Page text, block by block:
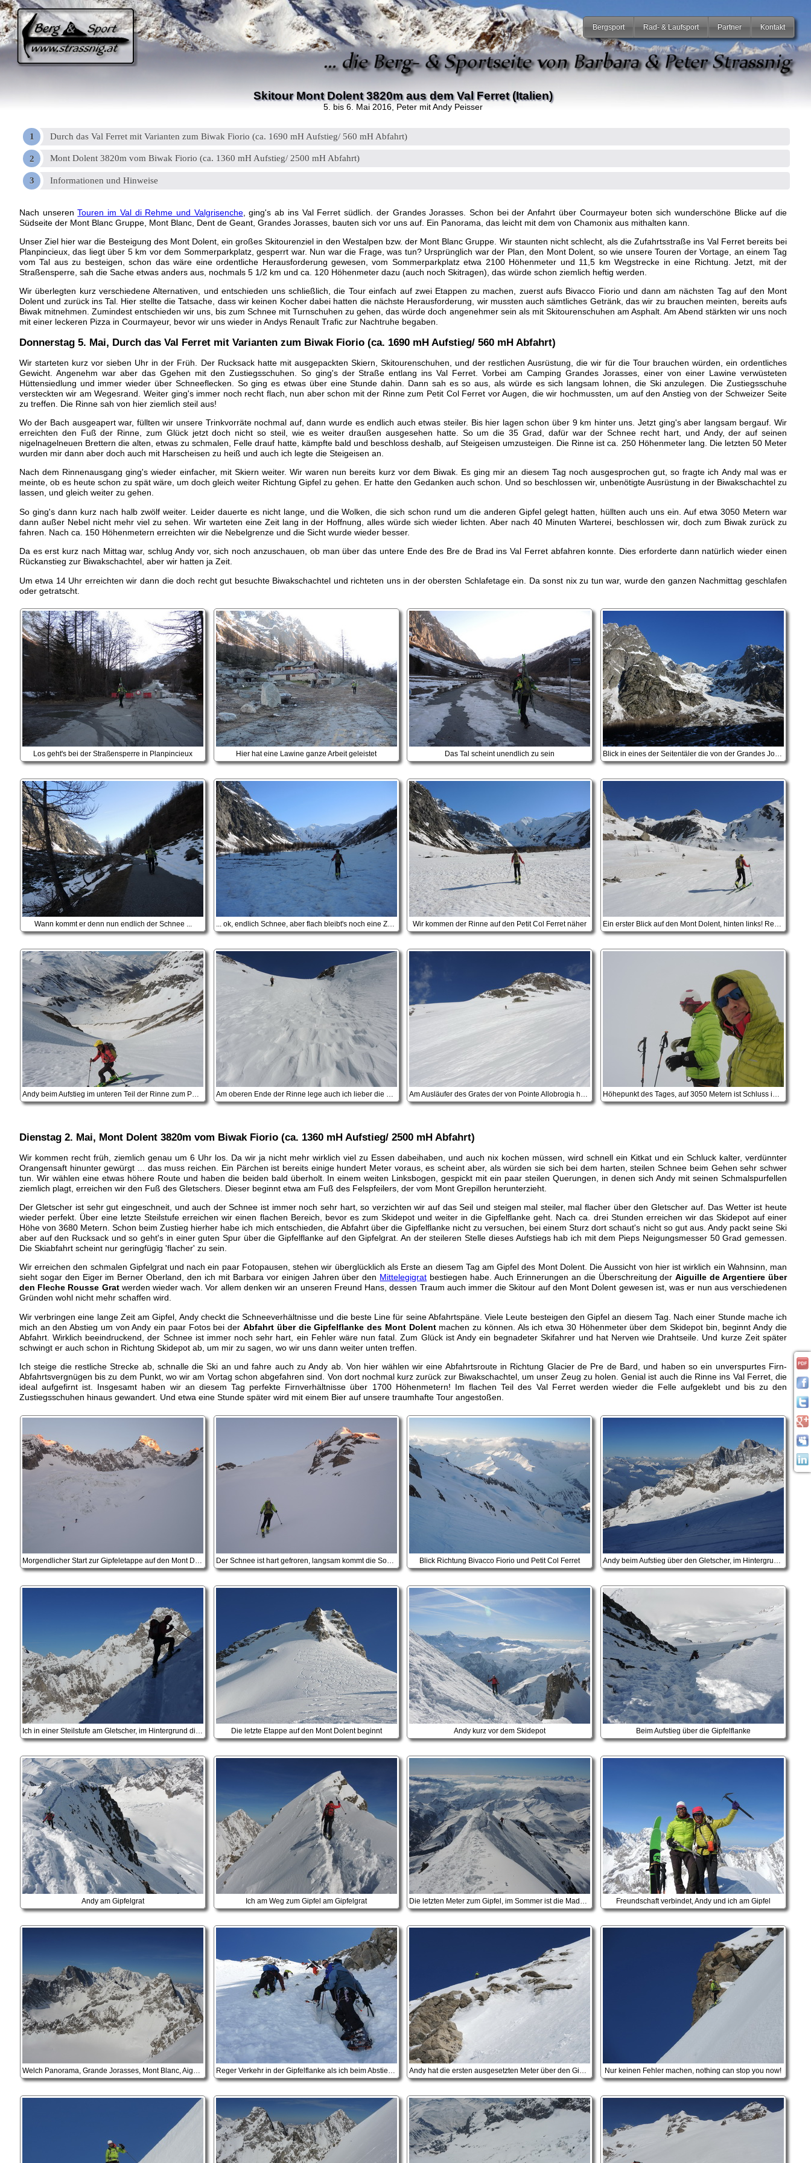
Bergsport Rad- & Laufsport Partner Kontakt
Skitour Mont Dolent 3820m aus dem Val Ferret (Italien)
5. bis 6. Mai 2016, Peter mit Andy Peisser
Durch das Val Ferret mit Varianten zum Biwak Fiorio (ca. 1690 mH Aufstieg/ 560 mH Abfahrt)
Mont Dolent 3820m vom Biwak Fiorio (ca. 1360 mH Aufstieg/ 2500 mH Abfahrt)
Informationen und Hinweise
Nach unserenTouren im Val di Rehme und Valgrisenche, ging's ab ins Val Ferret südlich. der Grandes Jorasses. Schon bei der Anfahrt über Courmayeur boten sich wunderschöne Blicke auf die
Südseite der Mont Blanc Gruppe, Mont Blanc, Dent de Geant, Grandes Jorasses, bauten sich vor uns auf. Ein Panorama, das leicht mit dem von Chamonix aus mithalten kann.
Unser Ziel hier war die Besteigung des Mont Dolent, ein großes Skitourenziel in den Westalpen bzw. der Mont Blanc Gruppe. Wir staunten nicht schlecht, als die Zufahrtsstraße ins Val Ferret bereits bei
Planpincieux, das liegt über 5 km vor dem Sommerparkplatz, gesperrt war. Nun war die Frage, was tun? Ursprünglich war der Plan, den Mont Dolent, so wie unsere Touren der Vortage, an einem Tag
vom Tal aus zu besteigen, schon das wäre eine ordentliche Herausforderung gewesen, vom Sommerparkplatz etwa 2100 Höhenmeter und 11,5 km Wegstrecke in eine Richtung. Jetzt, mit der
Straßensperre, sah die Sache etwas anders aus, nochmals 5 1/2 km und ca. 120 Höhenmeter dazu (auch noch Skitragen), das würde schon ziemlich heftig werden.
Wir überlegten kurz verschiedene Alternativen, und entschieden uns schließlich, die Tour einfach auf zwei Etappen zu machen, zuerst aufs Bivacco Fiorio und dann am nächsten Tag auf den Mont
Dolent und zurück ins Tal. Hier stellte die Tatsache, dass wir keinen Kocher dabei hatten die nächste Herausforderung, wir mussten auch sämtliches Getränk, das wir zu brauchen meinten, bereits aufs
Biwak mitnehmen. Zumindest entschieden wir uns, bis zum Schnee mit Turnschuhen zu gehen, das würde doch angenehmer sein als mit Skitourenschuhen am Asphalt. Am Abend stärkten wir uns noch
mit einer leckeren Pizza in Courmayeur, bevor wir uns wieder in Andys Renault Trafic zur Nachtruhe begaben.
Donnerstag 5. Mai, Durch das Val Ferret mit Varianten zum Biwak Fiorio (ca. 1690 mH Aufstieg/ 560 mH Abfahrt)
Wir starteten kurz vor sieben Uhr in der Früh. Der Rucksack hatte mit ausgepackten Skiern, Skitourenschuhen, und der restlichen Ausrüstung, die wir für die Tour brauchen würden, ein ordentliches
Gewicht. Angenehm war aber das Ggehen mit den Zustiegsschuhen. So ging's der Straße entlang ins Val Ferret. Vorbei am Camping Grandes Jorasses, einer von einer Lawine verwüsteten
Hüttensiedlung und immer wieder über Schneeflecken. So ging es etwas über eine Stunde dahin. Dann sah es so aus, als würde es sich langsam lohnen, die Ski anzulegen. Die Zustiegsschuhe
versteckten wir am Wegesrand. Weiter ging's immer noch recht flach, nun aber schon mit der Rinne zum Petit Col Ferret vor Augen, die wir hochmussten, um auf den Anstieg von der Schweizer Seite
zu treffen. Die Rinne sah von hier ziemlich steil aus!
Wo der Bach ausgeapert war, füllten wir unsere Trinkvorräte nochmal auf, dann wurde es endlich auch etwas steiler. Bis hier lagen schon über 9 km hinter uns. Jetzt ging's aber langsam bergauf. Wir
erreichten den Fuß der Rinne, zum Glück jetzt doch nicht so steil, wie es weiter draußen ausgesehen hatte. So um die 35 Grad, dafür war der Schnee recht hart, und Andy, der auf seinen
nigelnagelneuen Brettern die alten, etwas zu schmalen, Felle drauf hatte, kämpfte bald und beschloss deshalb, auf Steigeisen umzusteigen. Die Rinne ist ca. 250 Höhenmeter lang. Die letzten 50 Meter
wurden mir dann aber doch auch mit Harscheisen zu heiß und auch ich legte die Steigeisen an.
Nach dem Rinnenausgang ging's wieder einfacher, mit Skiern weiter. Wir waren nun bereits kurz vor dem Biwak. Es ging mir an diesem Tag noch ausgesprochen gut, so fragte ich Andy mal was er
meinte, ob es heute schon zu spät wäre, um doch gleich weiter Richtung Gipfel zu gehen. Er hatte den Gedanken auch schon. Und so beschlossen wir, unbenötigte Ausrüstung in der Biwakschachtel zu
lassen, und gleich weiter zu gehen.
So ging's dann kurz nach halb zwölf weiter. Leider dauerte es nicht lange, und die Wolken, die sich schon rund um die anderen Gipfel gelegt hatten, hüllten auch uns ein. Auf etwa 3050 Metern war
dann außer Nebel nicht mehr viel zu sehen. Wir warteten eine Zeit lang in der Hoffnung, alles würde sich wieder lichten. Aber nach 40 Minuten Warterei, beschlossen wir, doch zum Biwak zurück zu
fahren. Nach ca. 150 Höhenmetern erreichten wir die Nebelgrenze und die Sicht wurde wieder besser.
Da es erst kurz nach Mittag war, schlug Andy vor, sich noch anzuschauen, ob man über das untere Ende des Bre de Brad ins Val Ferret abfahren konnte. Dies erforderte dann natürlich wieder einen
Rückanstieg zur Biwakschachtel, aber wir hatten ja Zeit.
Um etwa 14 Uhr erreichten wir dann die doch recht gut besuchte Biwakschachtel und richteten uns in der obersten Schlafetage ein. Da sonst nix zu tun war, wurde den ganzen Nachmittag geschlafen
oder getratscht.
Los geht's bei der Straßensperre in Planpincieux Hier hat eine Lawine ganze Arbeit geleistet Das Tal scheint unendlich zu sein Blick in eines der Seitentäler die von der Grandes Jorasses herunterkommen
Wann kommt er denn nun endlich der Schnee ... ... ok, endlich Schnee, aber flach bleibt's noch eine Zeit lang Wir kommen der Rinne auf den Petit Col Ferret näher
Dienstag 2. Mai, Mont Dolent 3820m vom Biwak Fiorio (ca. 1360 mH Aufstieg/ 2500 mH Abfahrt)
Wir kommen recht früh, ziemlich genau um 6 Uhr los. Da wir ja nicht mehr wirklich viel zu Essen dabeihaben, und auch nix kochen müssen, wird schnell ein Kitkat und ein Schluck kalter, verdünnter
Orangensaft hinunter gewürgt ... das muss reichen. Ein Pärchen ist bereits einige hundert Meter voraus, es scheint aber, als würden sie sich bei dem harten, steilen Schnee beim Gehen sehr schwer
tun. Wir wählen eine etwas höhere Route und haben die beiden bald überholt. In einem weiten Linksbogen, gespickt mit ein paar steilen Querungen, in denen sich Andy mit seinen Schmalspurfellen
ziemlich plagt, erreichen wir den Fuß des Gletschers. Dieser beginnt etwa am Fuß des Felspfeilers, der vom Mont Grepillon herunterzieht.
Der Gletscher ist sehr gut eingeschneit, und auch der Schnee ist immer noch sehr hart, so verzichten wir auf das Seil und steigen mal steiler, mal flacher über den Gletscher auf. Das Wetter ist heute
wieder perfekt. Über eine letzte Steilstufe erreichen wir einen flachen Bereich, bevor es zum Skidepot und weiter in die Gipfelflanke geht. Nach ca. drei Stunden erreichen wir das Skidepot auf einer
Höhe von 3680 Metern. Schon beim Zustieg hierher habe ich mich entschieden, die Abfahrt über die Gipfelflanke nicht zu versuchen, bei einem Sturz dort schaut's nicht so gut aus. Andy packt seine Ski
aber auf den Rucksack und so geht's in einer guten Spur über die Gipfelflanke auf den Gipfelgrat. An der steileren Stelle dieses Aufstiegs hab ich mit dem Pieps Neigungsmesser 50 Grad gemessen.
Die Skiabfahrt scheint nur geringfügig 'flacher' zu sein.
Wir erreichen den schmalen Gipfelgrat und nach ein paar Fotopausen, stehen wir überglücklich als Erste an diesem Tag am Gipfel des Mont Dolent. Die Aussicht von hier ist wirklich ein Wahnsinn, man
sieht sogar den Eiger im Berner Oberland, den ich mit Barbara vor einigen Jahren über den Mittelegigrat bestiegen habe. Auch Erinnerungen an die Überschreitung derAiguille de Argentiere über
den Fleche Rousse Gratwerden wieder wach. Vor allem denken wir an unseren Freund Hans, dessen Traum auch immer die Skitour auf den Mont Dolent gewesen ist, was er nun aus verschiedenen
Gründen wohl nicht mehr schaffen wird.
Wir verbringen eine lange Zeit am Gipfel, Andy checkt die Schneeverhältnisse und die beste Line für seine Abfahrtspäne. Viele Leute besteigen den Gipfel an diesem Tag. Nach einer Stunde mache ich
mich an den Abstieg um von Andy ein paar Fotos bei derAbfahrt über die Gipfelflanke des Mont Dolentmachen zu können. Als ich etwa 30 Höhenmeter über dem Skidepot bin, beginnt Andy die
Abfahrt. Wirklich beeindruckend, der Schnee ist immer noch sehr hart, ein Fehler wäre nun fatal. Zum Glück ist Andy ein begnadeter Skifahrer und hat Nerven wie Drahtseile. Und kurze Zeit später
schwingt er auch schon in Richtung Skidepot ab, um mir zu sagen, wo wir uns dann weiter unten treffen.
Ich steige die restliche Strecke ab, schnalle die Ski an und fahre auch zu Andy ab. Von hier wählen wir eine Abfahrtsroute in Richtung Glacier de Pre de Bard, und haben so ein unverspurtes Firn-
Abfahrtsvergnügen bis zu dem Punkt, wo wir am Vortag schon abgefahren sind. Von dort nochmal kurz zurück zur Biwakschachtel, um unser Zeug zu holen. Genial ist auch die Rinne ins Val Ferret, die
ideal aufgefirnt ist. Insgesamt haben wir an diesem Tag perfekte Firnverhältnisse über 1700 Höhenmetern! Im flachen Teil des Val Ferret werden wieder die Felle aufgeklebt und bis zu den
Zustiegsschuhen hinaus gewandert. Und etwa eine Stunde später wird mit einem Bier auf unsere traumhafte Tour angestoßen.
Der Schnee ist hart gefroren, langsam kommt die Sonne Blick Richtung Bivacco Fiorio und Petit Col Ferret
Die letzte Etappe auf den Mont Dolent beginnt Andy kurz vor dem Skidepot Beim Aufstieg über die Gipfelflanke
Andy am Gipfelgrat Ich am Weg zum Gipfel am Gipfelgrat Freundschaft verbindet, Andy und ich am Gipfel
Welch Panorama, Grande Jorasses, Mont Blanc, Aiguille de Triollet ... Reger Verkehr in der Gipfelflanke als ich beim Abstieg bin Andy hat die ersten ausgesetzten Meter über den Gipfelgrat zu Madonna bereits hinter sich, jetzt geht's in die Flanke Nur keinen Fehler machen, nothing can stop you now!